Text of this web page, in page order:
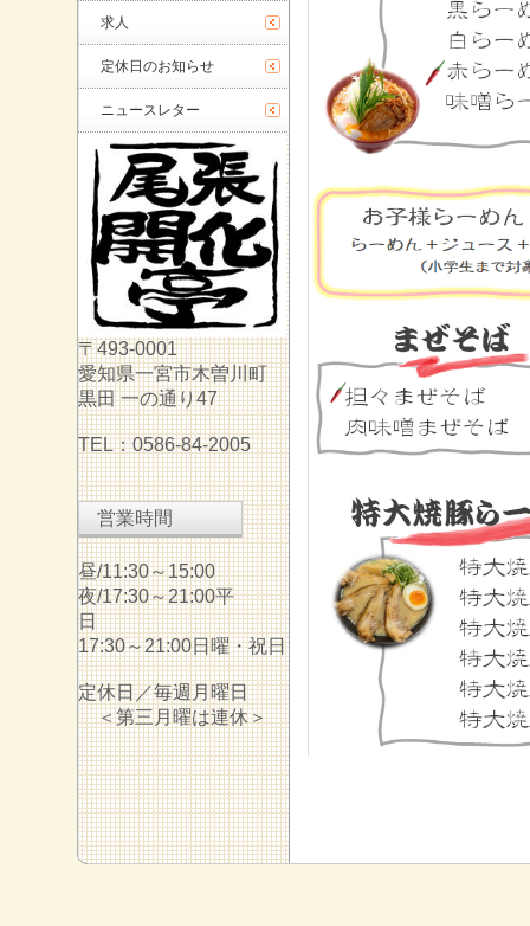
求人
定休日のお知らせ
ニュースレター
〒493-0001
愛知県一宮市木曽川町
黒田 一の通り47
TEL：0586-84-2005
営業時間
昼/11:30～15:00
夜/17:30～21:00平
日
17:30～21:00日曜・祝日
定休日／毎週月曜日
＜第三月曜は連休＞